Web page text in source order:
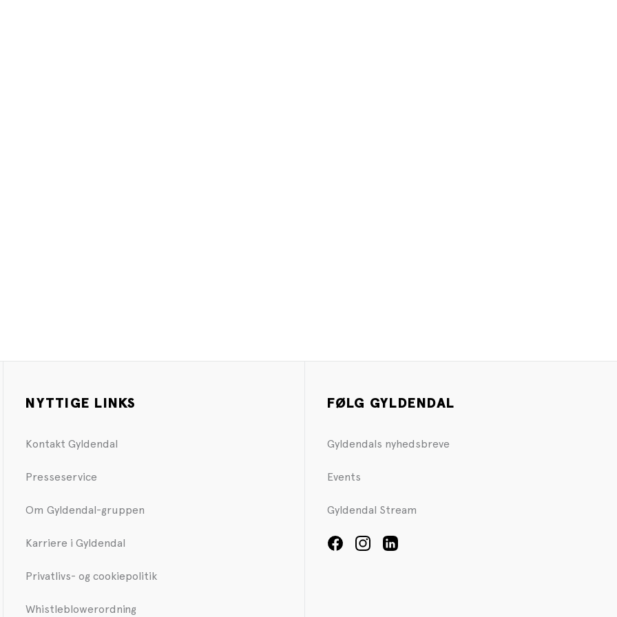
NYTTIGE LINKS
Kontakt Gyldendal
Presseservice
Om Gyldendal-gruppen
Karriere i Gyldendal
Privatlivs- og cookiepolitik
Whistleblowerordning
FØLG GYLDENDAL
Gyldendals nyhedsbreve
Events
Gyldendal Stream